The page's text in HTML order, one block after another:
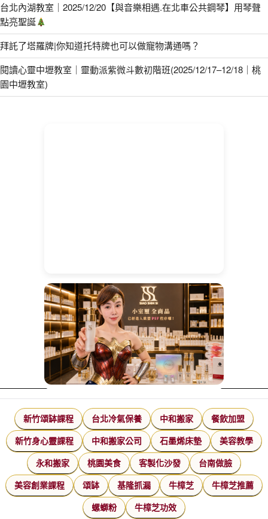
台北內湖教室｜2025/12/20【與音樂相遇.在北車公共鋼琴】用琴聲
點亮聖誕
拜託了塔羅牌|你知道托特牌也可以做寵物溝通嗎？
閱讀心靈中壢教室｜靈動派紫微斗數初階班(2025/12/17–12/18｜桃
園中壢教室)
新竹頌缽課程 台北冷氣保養 中和搬家 餐飲加盟
新竹身心靈課程 中和搬家公司 石墨烯床墊 美容教學
永和搬家 桃園美食 客製化沙發 台南做臉
美容創業課程 頌缽 基隆抓漏 牛樟芝 牛樟芝推薦
螺螄粉 牛樟芝功效